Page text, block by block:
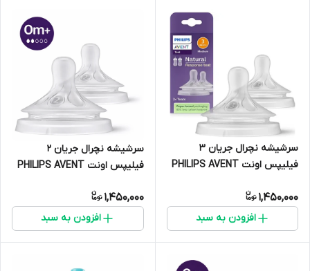
سرشیشه نچرال جریان 3
فیلیپس اونت PHILIPS AVENT
عددی
1,450,000
افزودن به سبد
سرشیشه نچرال جریان ۲
فیلیپس اونت PHILIPS AVENT
1,450,000
افزودن به سبد